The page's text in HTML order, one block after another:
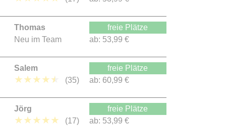
Thomas
Neu im Team
freie Plätze
ab: 53,99 €
Salem
★★★★★ (35)
freie Plätze
ab: 60,99 €
Jörg
★★★★★ (17)
freie Plätze
ab: 53,99 €